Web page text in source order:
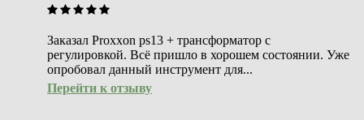
Заказал Proxxon ps13 + трансформатор с
регулировкой. Всё пришло в хорошем состоянии. Уже
опробовал данный инструмент для...
Перейти к отзыву